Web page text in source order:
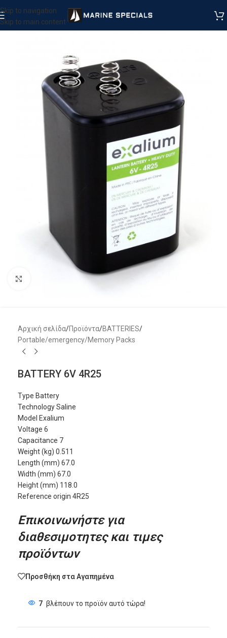
Skip to navigation
Skip to main content
Αρχική σελίδα/Προϊόντα/BATTERIES/
Portable/emergency/Memory Packs
BATTERY 6V 4R25
Type Battery
Technology Saline
Model Exalium
Voltage 6
Capacitance 7
Weight (kg) 0.511
Length (mm) 67.0
Width (mm) 67.0
Height (mm) 118.0
Reference origin 4R25
Επικοινωνήστε για
διαθεσιμοτητες και τιμες
προϊόντων
Προσθήκη στα Αγαπημένα
7 βλέπουν το προϊόν αυτό τώρα!